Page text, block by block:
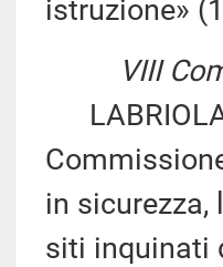
istruzione»
VIII
in
siti inquinati